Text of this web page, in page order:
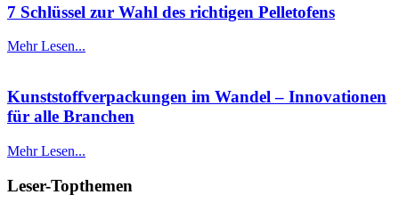
7 Schlüssel zur Wahl des richtigen Pelletofens
Mehr Lesen...
Kunststoffverpackungen im Wandel – Innovationen
für alle Branchen
Mehr Lesen...
Leser-Topthemen